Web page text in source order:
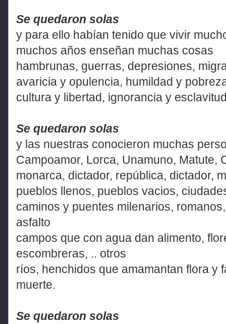
Se quedaron solas
y para ello habían tenido que vivir
muchos años enseñan muchas cosas
hambrunas, guerras, depresiones,
avaricia y opulencia, humildad y
cultura y libertad, ignorancia y
Se quedaron solas
y las nuestras conocieron muchas
Campoamor, Lorca, Unamuno, Matute,
monarca, dictador, república, dictador,
pueblos llenos, pueblos vacios,
caminos y puentes milenarios,
asfalto
campos que con agua dan alimento,
escombreras, .. otros
ríos, henchidos que amamantan flora y
muerte.
Se quedaron solas